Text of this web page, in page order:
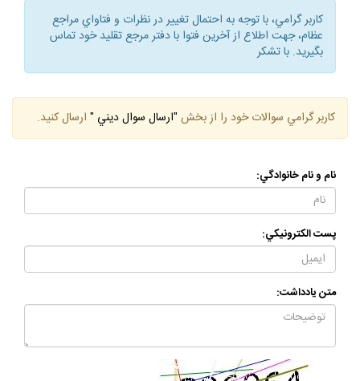
كاربر گرامي، با توجه به احتمال تغيير در نظرات و فتاواي مراجع
عظام، جهت اطلاع از آخرين فتوا با دفتر مرجع تقليد خود تماس
بگيريد. با تشكر
كاربر گرامي سوالات خود را از بخش "ارسال سوال ديني " ارسال كنيد.
نام و نام خانوادگي:
پست الكترونيكي:
متن يادداشت: